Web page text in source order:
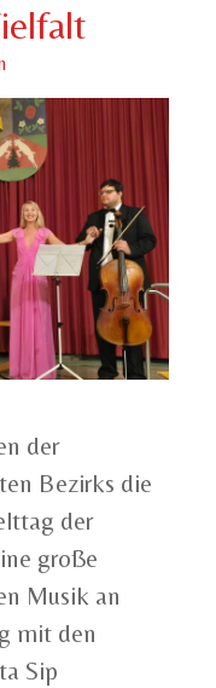
der
Bezirks die
der
große
Musik an
mit den
Sip